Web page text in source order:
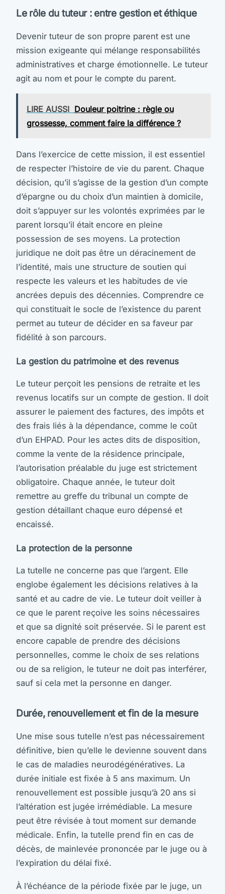
Le rôle du tuteur : entre gestion et éthique
Devenir tuteur de son propre parent est une
mission exigeante qui mélange responsabilités
administratives et charge émotionnelle. Le tuteur
agit au nom et pour le compte du parent.
LIRE AUSSI Douleur poitrine : règle ou
grossesse, comment faire la différence ?
Dans l’exercice de cette mission, il est essentiel
de respecter l’histoire de vie du parent. Chaque
décision, qu’il s’agisse de la gestion d’un compte
d’épargne ou du choix d’un maintien à domicile,
doit s’appuyer sur les volontés exprimées par le
parent lorsqu’il était encore en pleine
possession de ses moyens. La protection
juridique ne doit pas être un déracinement de
l’identité, mais une structure de soutien qui
respecte les valeurs et les habitudes de vie
ancrées depuis des décennies. Comprendre ce
qui constituait le socle de l’existence du parent
permet au tuteur de décider en sa faveur par
fidélité à son parcours.
La gestion du patrimoine et des revenus
Le tuteur perçoit les pensions de retraite et les
revenus locatifs sur un compte de gestion. Il doit
assurer le paiement des factures, des impôts et
des frais liés à la dépendance, comme le coût
d’un EHPAD. Pour les actes dits de disposition,
comme la vente de la résidence principale,
l’autorisation préalable du juge est strictement
obligatoire. Chaque année, le tuteur doit
remettre au greffe du tribunal un compte de
gestion détaillant chaque euro dépensé et
encaissé.
La protection de la personne
La tutelle ne concerne pas que l’argent. Elle
englobe également les décisions relatives à la
santé et au cadre de vie. Le tuteur doit veiller à
ce que le parent reçoive les soins nécessaires
et que sa dignité soit préservée. Si le parent est
encore capable de prendre des décisions
personnelles, comme le choix de ses relations
ou de sa religion, le tuteur ne doit pas interférer,
sauf si cela met la personne en danger.
Durée, renouvellement et fin de la mesure
Une mise sous tutelle n’est pas nécessairement
définitive, bien qu’elle le devienne souvent dans
le cas de maladies neurodégénératives. La
durée initiale est fixée à 5 ans maximum. Un
renouvellement est possible jusqu’à 20 ans si
l’altération est jugée irrémédiable. La mesure
peut être révisée à tout moment sur demande
médicale. Enfin, la tutelle prend fin en cas de
décès, de mainlevée prononcée par le juge ou à
l’expiration du délai fixé.
À l’échéance de la période fixée par le juge, un